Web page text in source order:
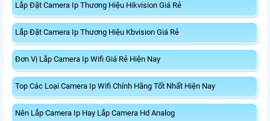
Lắp Đặt Camera Ip Thương Hiệu Hikvision Giá Rẻ
Lắp Đặt Camera Ip Thương Hiệu Kbvision Giá Rẻ
Đơn Vị Lắp Camera Ip Wifi Giá Rẻ Hiện Nay
Top Các Loại Camera Ip Wifi Chính Hãng Tốt Nhất Hiện Nay
Nên Lắp Camera Ip Hay Lắp Camera Hd Analog